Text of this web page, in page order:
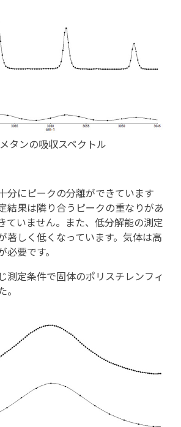
タンの吸収スペクトル
分にピークの分離ができています
結果は隣り合うピークの重なりがあ
ていません。また、低分解能の測定
著しく低くなっています。気体は高
必要です。
測定条件で固体のポリスチレンフィ
。